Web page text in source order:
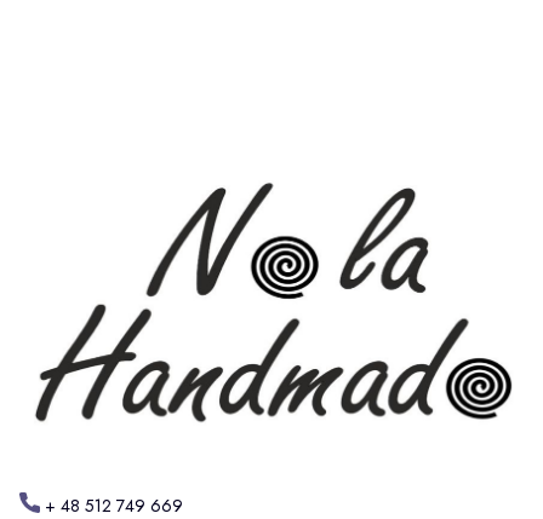
+ 48 512 749 669